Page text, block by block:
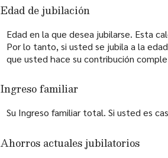
Edad de jubilación
Edad en la que desea jubilarse. Esta
Por lo tanto, si usted se jubila a la
que usted hace su contribución
Ingreso familiar
Su Ingreso familiar total. Si usted es
Ahorros actuales jubilatorios